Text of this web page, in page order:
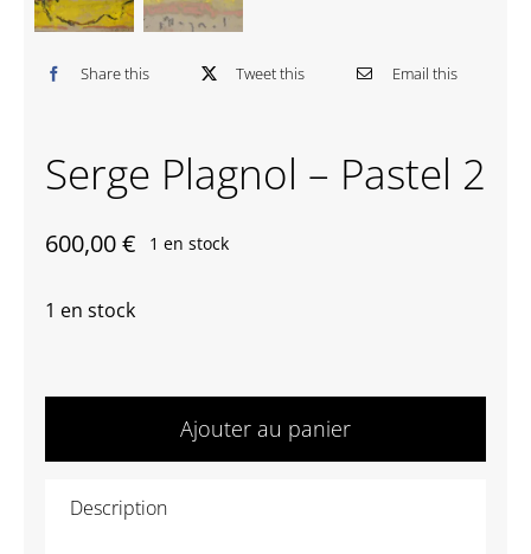
À propos
Share this Tweet this Email this
Serge Plagnol – Pastel 2
600,00€ 1 en stock
1 en stock
de
Ajouter au panier
Description